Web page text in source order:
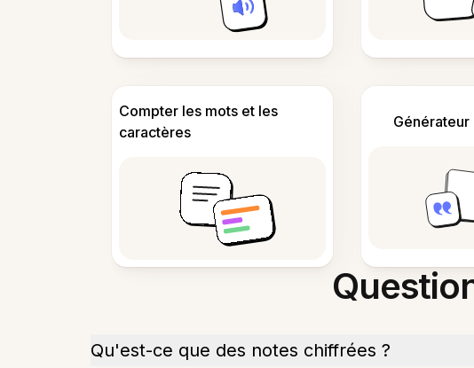
Compter les mots et les
caractères
Qu'est-ce que des notes chiffrées ?